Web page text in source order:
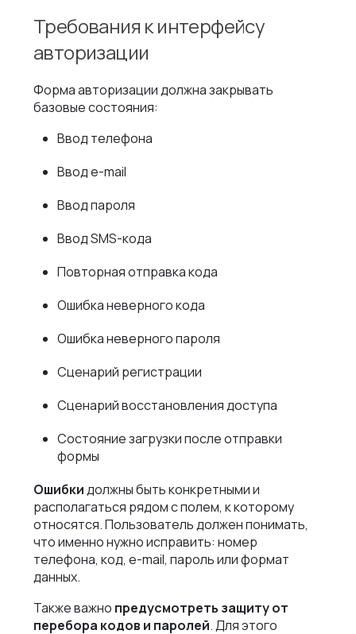
Требования к интерфейсу
авторизации
Форма авторизации должна закрывать
базовые состояния:
Ввод телефона
Ввод e-mail
Ввод пароля
Ввод SMS-кода
Повторная отправка кода
Ошибка неверного кода
Ошибка неверного пароля
Сценарий регистрации
Сценарий восстановления доступа
Состояние загрузки после отправки
формы
Ошибкидолжны быть конкретными и
располагаться рядом с полем, к которому
относятся. Пользователь должен понимать,
что именно нужно исправить: номер
телефона, код, e-mail, пароль или формат
данных.
Также важно предусмотреть защиту от
перебора кодов и паролей. Для этого